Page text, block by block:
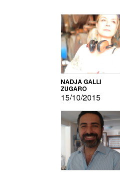
NADJA GALLI
ZUGARO
15/10/2015